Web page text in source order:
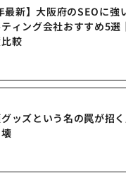
最新】大阪府のSEOに強
ィング会社おすすめ5選
較
ッズという名の罠が招